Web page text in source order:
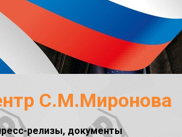
С.М.Миронова
релизы, документы